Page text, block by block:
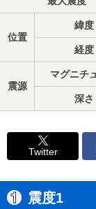
位置
緯度
経度
震源
マグニチ
深さ
Twitter
震度1